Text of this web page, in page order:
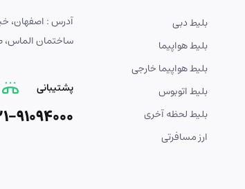
بلیط دبی
بلیط هواپیما
بلیط هواپیما خارجی
بلیط اتوبوس
بلیط لحظه آخری
ارز مسافرتی
ساختمان الماس،
پشتیبانی
91094000